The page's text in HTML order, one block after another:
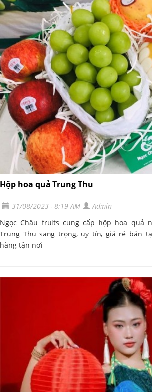
Hộp hoa quả Trung Thu
31/08/2023 - 8:19 AM
Admin
Ngọc Châu fruits cung cấp hộp hoa quả
Trung Thu sang trọng, uy tín, giá rẻ bán
hàng tận nơi